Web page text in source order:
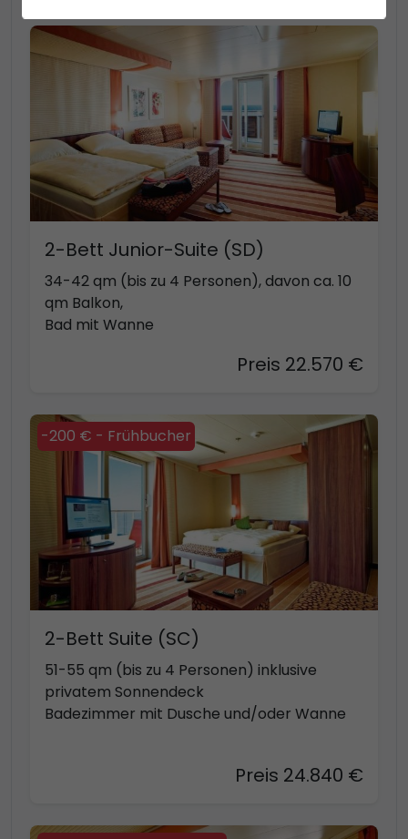
2-Bett Junior-Suite (SD)
34-42 qm (bis zu 4 Personen), davon ca. 10
qm Balkon,
Bad mit Wanne
Preis 22.570 €
-200 € - Frühbucher
2-Bett Suite (SC)
51-55 qm (bis zu 4 Personen) inklusive
privatem Sonnendeck
Badezimmer mit Dusche und/oder Wanne
Preis 24.840 €